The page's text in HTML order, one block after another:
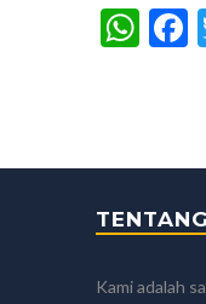
Kami adalah